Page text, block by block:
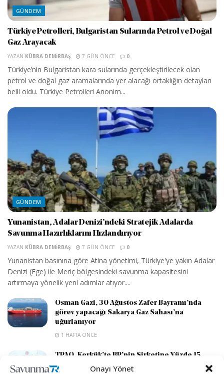
Onayı Yönet
GÜNDEM
Türkiye Petrolleri, Bulgaristan Sularında Petrol ve Doğal
Gaz Arayacak
YAZAN KÜBRA DEMIRBAŞ 7 GÜN ÖNCE 0
Türkiye’nin Bulgaristan kara sularında gerçekleştirilecek olan
petrol ve doğal gaz aramalarında yer alacağı ortaklığın detayları
belli oldu. Türkiye Petrolleri Anonim...
GÜNDEM
Yunanistan, Adalar Denizi’ndeki Stratejik Adalarda
Savunma Hazırlıklarını Hızlandırıyor
YAZAN KÜBRA DEMIRBAŞ 7 GÜN ÖNCE 0
Yunanistan basınına göre Atina yönetimi, Türkiye'ye yakın Adalar
Denizi (Ege) ile Meriç bölgesindeki savunma kapasitesini
artırmaya yönelik yeni adımlar atıyor....
Osman Gazi, 30 Ağustos Zafer Bayramı’nda
görev yapacağı Sakarya Gaz Sahası’na
uğurlanıyor
1 HAFTA ÖNCE
TPAO, Kerkük’te BP’nin Şirketine Yüzde 15
Ortak Oldu